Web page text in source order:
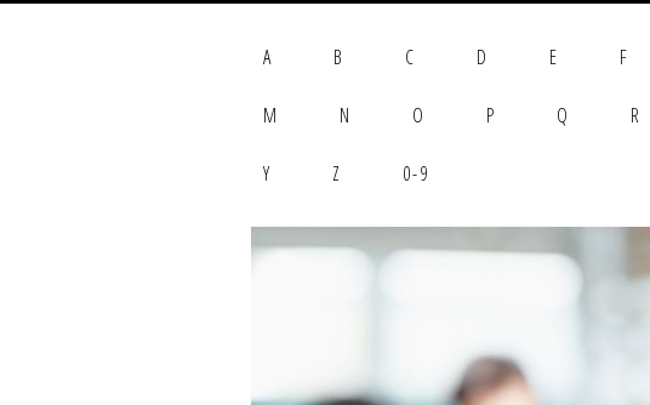
A B C D E F
M N O P Q R
Y Z 0-9